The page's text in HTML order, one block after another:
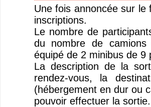
Une fois annoncée sur
inscriptions.
Le nombre de
du nombre de
équipé de 2 minibus de 9
La description de la
rendez-vous, la
(hébergement en dur ou
pouvoir effectuer la sortie.